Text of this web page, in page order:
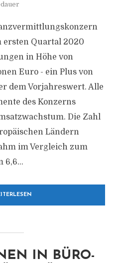
ersten Quartal 2020
in Höhe von
Euro - ein Plus von
dem Vorjahreswert. Alle
des Konzerns
Die Zahl
Ländern
im Vergleich zum
6,6...
IN BÜRO-